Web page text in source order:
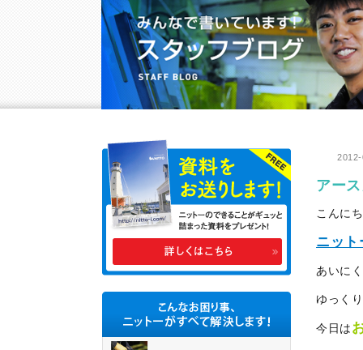
アー
こんに
ニット
あいに
ゆっく
今日は